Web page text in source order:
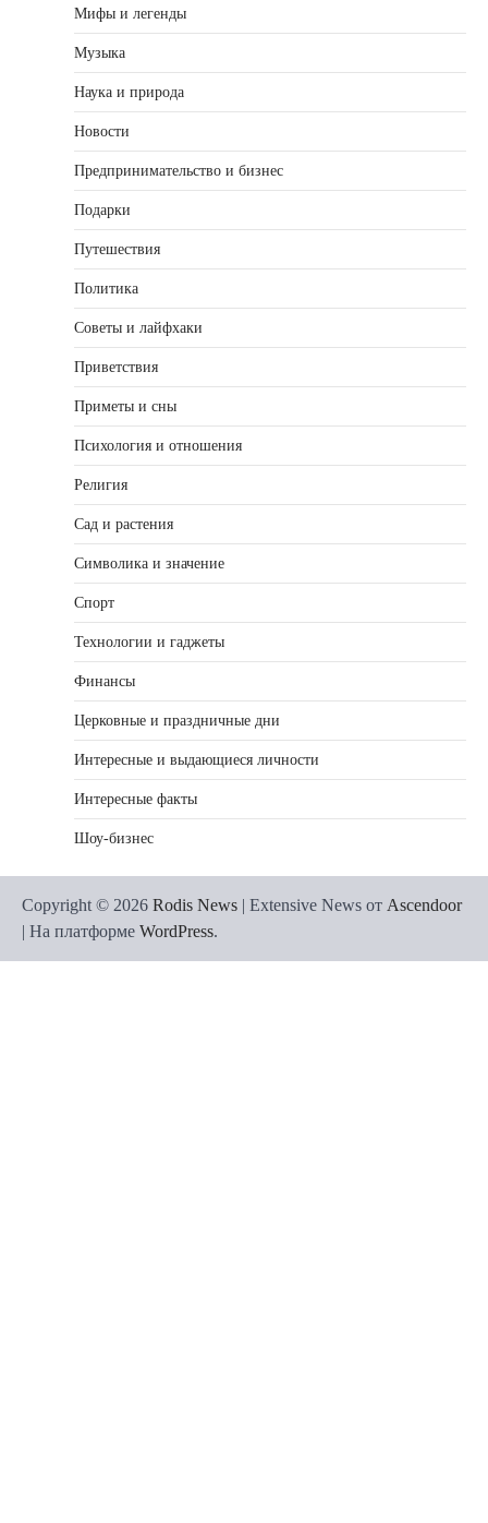
Мифы и легенды
Музыка
Наука и природа
Новости
Предпринимательство и бизнес
Подарки
Путешествия
Политика
Советы и лайфхаки
Приветствия
Приметы и сны
Психология и отношения
Религия
Сад и растения
Символика и значение
Спорт
Технологии и гаджеты
Финансы
Церковные и праздничные дни
Интересные и выдающиеся личности
Интересные факты
Шоу-бизнес
Copyright © 2026 Rodis News | Extensive News от Ascendoor
| На платформе WordPress.